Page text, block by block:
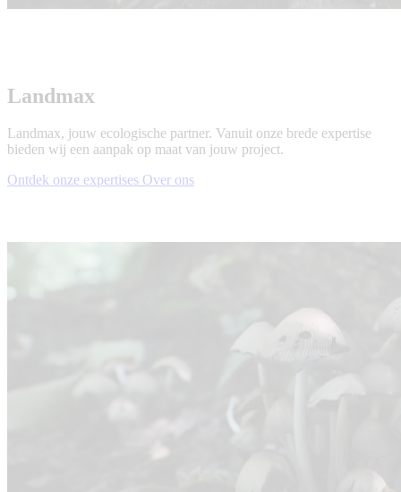
Landmax
Landmax, jouw ecologische partner. Vanuit onze brede expertise
bieden wij een aanpak op maat van jouw project.
Ontdek onze expertises Over ons